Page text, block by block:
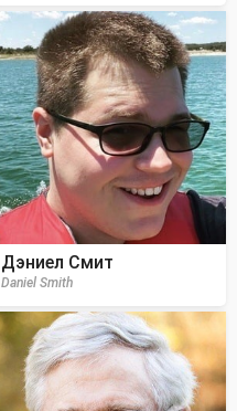
Дэниел Смит
Daniel Smith